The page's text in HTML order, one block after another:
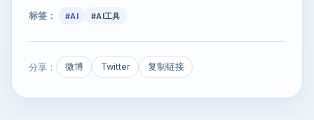
标签： #AI #AI工具
分享： 微博 Twitter 复制链接